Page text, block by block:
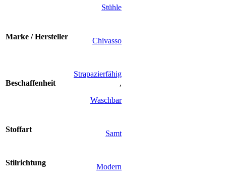
Stühle
Marke / Hersteller Chivasso
Beschaffenheit
Strapazierfähig
,
Waschbar
Stoffart Samt
Stilrichtung Modern